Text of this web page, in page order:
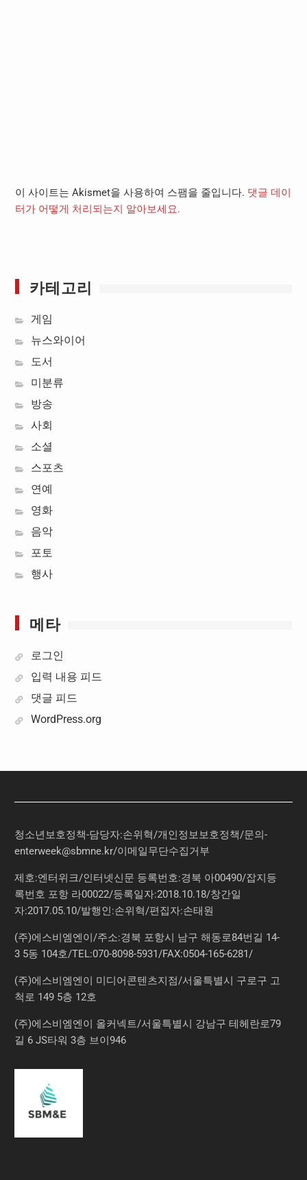
이 사이트는 Akismet을 사용하여 스팸을 줄입니다. 댓글 데이
터가 어떻게 처리되는지 알아보세요.
카테고리
게임
뉴스와이어
도서
미분류
방송
사회
소셜
스포츠
연예
영화
음악
포토
행사
메타
로그인
입력 내용 피드
댓글 피드
WordPress.org
청소년보호정책-담당자:손위혁/개인정보보호정책/문의-
enterweek@sbmne.kr/이메일무단수집거부
제호:엔터위크/인터넷신문 등록번호:경북 아00490/잡지등
록번호 포항 라00022/등록일자:2018.10.18/창간일
자:2017.05.10/발행인:손위혁/편집자:손태원
(주)에스비엠엔이/주소:경북 포항시 남구 해동로84번길 14-
3 5동 104호/TEL:070-8098-5931/FAX:0504-165-6281/
(주)에스비엠엔이 미디어콘텐츠지점/서울특별시 구로구 고
척로 149 5층 12호
(주)에스비엠엔이 올커넥트/서울특별시 강남구 테헤란로79
길 6 JS타워 3층 브이946